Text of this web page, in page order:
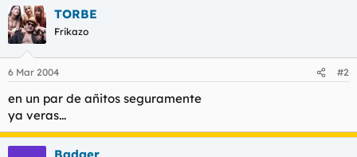
m
a
TORBE
Frikazo
6 Mar 2004 #2
en un par de añitos seguramente
ya veras...